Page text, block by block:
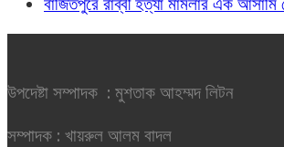
উপদেষ্টা সম্পাদক : মুশতাক আহম্মদ লিটন
সম্পাদক : খায়রুল আলম বাদল